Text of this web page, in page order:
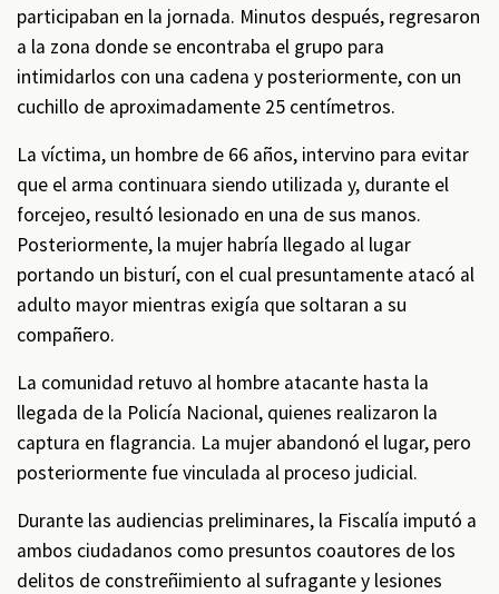
participaban en la jornada. Minutos después, regresaron
a la zona donde se encontraba el grupo para
intimidarlos con una cadena y posteriormente, con un
cuchillo de aproximadamente 25 centímetros.
La víctima, un hombre de 66 años, intervino para evitar
que el arma continuara siendo utilizada y, durante el
forcejeo, resultó lesionado en una de sus manos.
Posteriormente, la mujer habría llegado al lugar
portando un bisturí, con el cual presuntamente atacó al
adulto mayor mientras exigía que soltaran a su
compañero.
La comunidad retuvo al hombre atacante hasta la
llegada de la Policía Nacional, quienes realizaron la
captura en flagrancia. La mujer abandonó el lugar, pero
posteriormente fue vinculada al proceso judicial.
Durante las audiencias preliminares, la Fiscalía imputó a
ambos ciudadanos como presuntos coautores de los
delitos de constreñimiento al sufragante y lesiones